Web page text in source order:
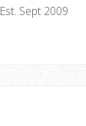
Est. Sept 2009